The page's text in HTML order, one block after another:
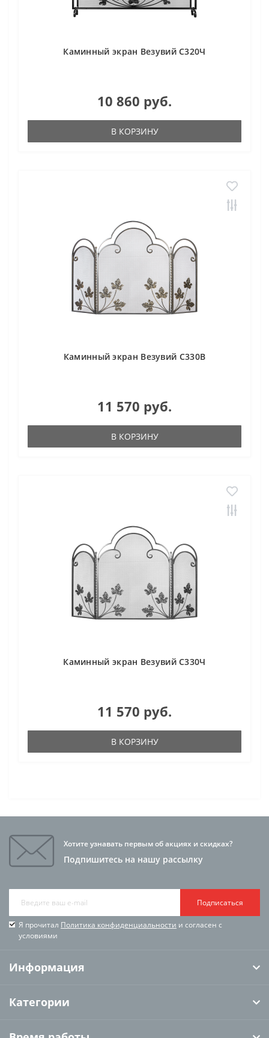
Каминный экран Везувий С320Ч
10 860 руб.
В КОРЗИНУ
Каминный экран Везувий С330В
11 570 руб.
В КОРЗИНУ
Каминный экран Везувий С330Ч
11 570 руб.
В КОРЗИНУ
Хотите узнавать первым об акциях и скидках?
Подпишитесь на нашу рассылку
Подписаться
Я прочитал Политика конфиденциальности и согласен с
условиями
Информация
Категории